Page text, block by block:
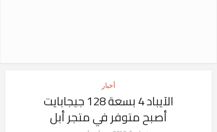
أخبار
الآيباد 4 بسعة 128 جيجابايت
أصبح متوفر في متجر أبل